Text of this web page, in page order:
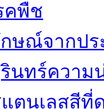
คพืช
กษณ์จากป
นทร์ความ
แตนเลสสี